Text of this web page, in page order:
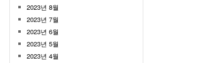
2023년 8월
2023년 7월
2023년 6월
2023년 5월
2023년 4월